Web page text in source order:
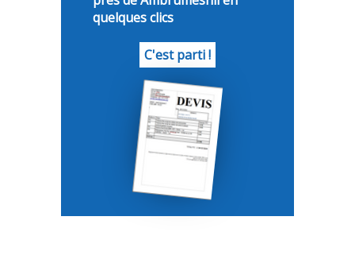
quelques clics
C'est parti !